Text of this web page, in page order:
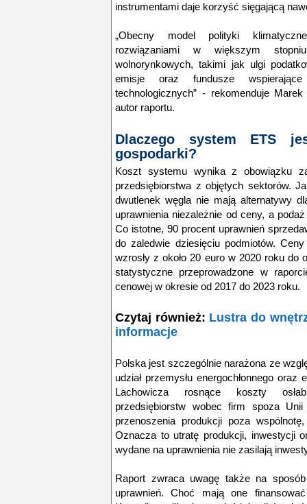
instrumentami daje korzyść sięgającą
„Obecny model polityki
rozwiązaniami w większym
wolnorynkowych, takimi jak ulgi
emisje oraz fundusze
technologicznych” - rekomenduje
autor raportu.
Dlaczego system ETS
gospodarki?
Koszt systemu wynika z obowiązku
przedsiębiorstwa z objętych sektorów.
dwutlenek węgla nie mają alternatywy
uprawnienia niezależnie od ceny, a
Co istotne, 90 procent uprawnień
do zaledwie dziesięciu podmiotów.
wzrosły z około 20 euro w 2020 roku do
statystyczne przeprowadzone w
cenowej w okresie od 2017 do 2023 roku.
Czytaj również: Lustra do
informacje
Polska jest szczególnie narażona ze
udział przemysłu energochłonnego
Lachowicza rosnące koszty
przedsiębiorstw wobec firm spoza
przenoszenia produkcji poza
Oznacza to utratę produkcji, inwestycji
wydane na uprawnienia nie zasilają
Raport zwraca uwagę także na
uprawnień. Choć mają one